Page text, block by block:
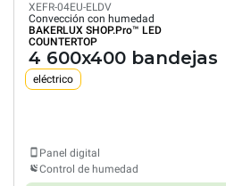
XEFR-04EU-ELDV
Convección con humedad
BAKERLUX SHOP.Pro™ LED
COUNTERTOP
4 600x400 bandejas
eléctrico
Panel digital
Control de humedad